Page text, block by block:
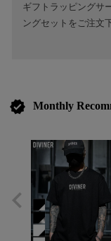
ギフトラッピングサ
ングセットをご注文
verified Monthly